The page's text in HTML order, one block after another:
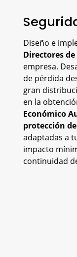
Diseño e
Directores
empresa.
de pérdida
gran
en la
Económico
protección
adaptadas a
impacto
continuidad